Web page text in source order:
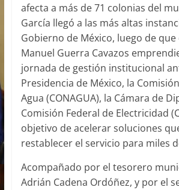
afecta a más de 71 colonias del
García llegó a las más altas
Gobierno de México, luego de que
Manuel Guerra Cavazos
jornada de gestión institucional
Presidencia de México, la
Agua (CONAGUA), la Cámara de
Comisión Federal de Electricidad
objetivo de acelerar soluciones
restablecer el servicio para miles
Acompañado por el tesorero
Adrián Cadena Ordóñez, y por el